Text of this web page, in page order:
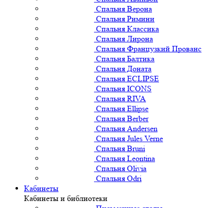
Спальня Верона
Спальня Римини
Спальня Классика
Спальня Лирона
Спальня Французкий Прованс
Спальня Балтика
Спальня Доната
Спальня ECLIPSE
Спальня ICONS
Спальня RIVA
Спальня Ellipse
Спальня Berber
Спальня Andersen
Спальня Jules Verne
Спальня Bruni
Спальня Leontina
Спальня Olivia
Спальня Odri
Кабинеты
Кабинеты и библиотеки